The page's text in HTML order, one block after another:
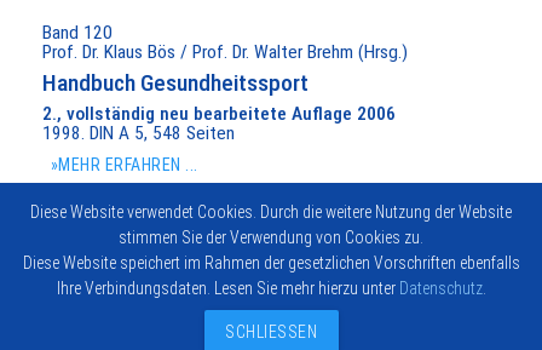
Band 120
Prof. Dr. Klaus Bös / Prof. Dr. Walter Brehm (Hrsg.)
Handbuch Gesundheitssport
2., vollständig neu bearbeitete Auflage 2006
1998. DIN A 5, 548 Seiten
»MEHR ERFAHREN ...
BEREITS AUSGEWÄHLT
Impressum Vertrag widerrufen
© 2026
Hofmann-
Kontakt
Diese Website verwendet Cookies. Durch die weitere Nutzung der Website
stimmen Sie der Verwendung von Cookies zu.
Diese Website speichert im Rahmen der gesetzlichen Vorschriften ebenfalls
Ihre Verbindungsdaten. Lesen Sie mehr hierzu unter Datenschutz.
SCHLIESSEN